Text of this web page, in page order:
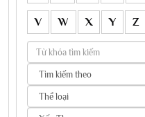
V W X Y Z